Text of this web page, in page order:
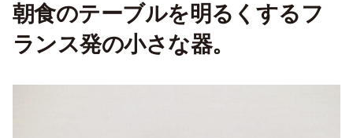
朝食のテーブルを明るくするフ
ランス発の小さな器。